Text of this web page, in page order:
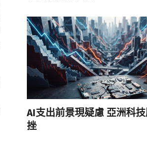
AI支出前景現疑慮 亞洲科
挫